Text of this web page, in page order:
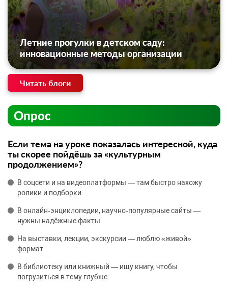
Летние прогулки в детском саду:
инновационные методы организации
Читать блоги
Опрос
Если тема на уроке показалась интересной, куда
ты скорее пойдёшь за «культурным
продолжением»?
В соцсети и на видеоплатформы — там быстро нахожу
ролики и подборки.
В онлайн‑энциклопедии, научно‑популярные сайты —
нужны надёжные факты.
На выставки, лекции, экскурсии — люблю «живой»
формат.
В библиотеку или книжный — ищу книгу, чтобы
погрузиться в тему глубже.